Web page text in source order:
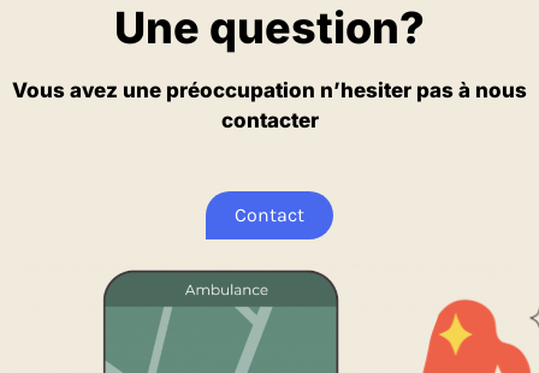
Une question?
Vous avez une préoccupation n’hesiter pas à nous
contacter
Contact